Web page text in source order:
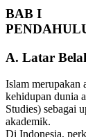
BAB I
A. Latar
Islam merupakan
kehidupan dunia
Studies) sebagai
akademik.
Di Indonesia,